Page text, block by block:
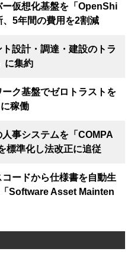
仮想化基盤を「OpenShi
5年間の費用を2割減
設計・調達・建設のトラ
に集約
ク基盤でゼロトラストを
稼働
事システムを「COMPA
標準化し法改正に追従
ードから仕様書を自動生
Software Asset Mainten